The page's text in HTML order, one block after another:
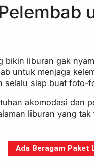
bikin liburan gak
untuk menjaga
selalu siap buat foto-
akomodasi dan
liburan yang
Ada Beragam Paket